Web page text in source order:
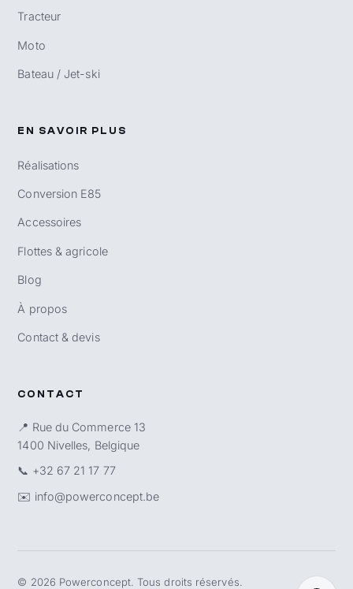
Tracteur
Moto
Bateau / Jet-ski
EN SAVOIR PLUS
Réalisations
Conversion E85
Accessoires
Flottes & agricole
Blog
À propos
Contact & devis
CONTACT
📍 Rue du Commerce 13
1400 Nivelles, Belgique
📞 +32 67 21 17 77
✉️ info@powerconcept.be
© 2026 Powerconcept. Tous droits réservés.